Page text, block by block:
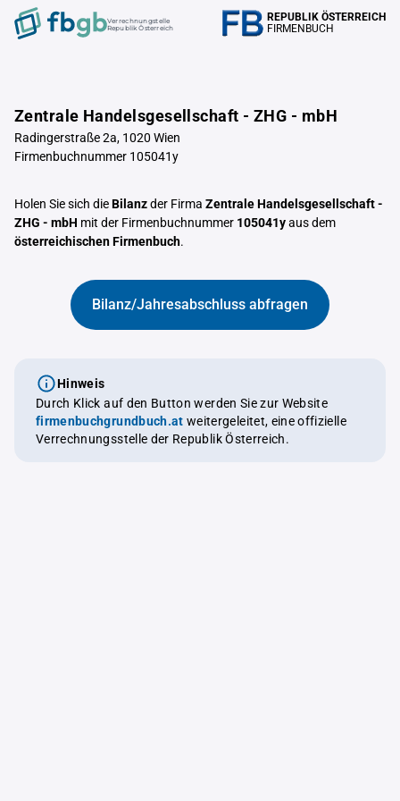
Verrechnungstelle
Republik Österreich
REPUBLIK ÖSTERREICH
FIRMENBUCH
Zentrale Handelsgesellschaft - ZHG - mbH
Radingerstraße 2a, 1020 Wien
Firmenbuchnummer 105041y
Holen Sie sich dieBilanzder Firma Zentrale Handelsgesellschaft -
ZHG - mbH mit der Firmenbuchnummer 105041yaus dem
österreichischen Firmenbuch.
Bilanz/Jahresabschluss abfragen
Hinweis
Durch Klick auf den Button werden Sie zur Website
firmenbuchgrundbuch.at weitergeleitet, eine offizielle
Verrechnungsstelle der Republik Österreich.